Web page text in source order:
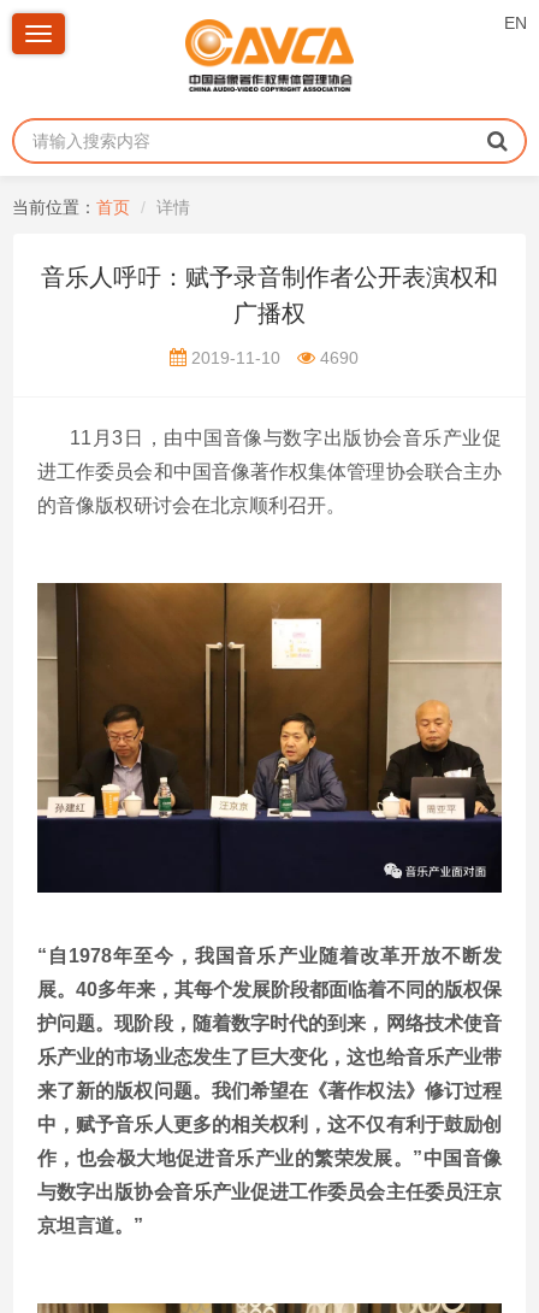
EN
Toggle
当前位置： 首页 详情
音乐人呼吁：赋予录音制作者公开表演权和
广播权
2019-11-10 4690
11月3日，由中国音像与数字出版协会音乐产业促
进工作委员会和中国音像著作权集体管理协会联合主办
的音像版权研讨会在北京顺利召开。
“自1978年至今，我国音乐产业随着改革开放不断发
展。40多年来，其每个发展阶段都面临着不同的版权保
护问题。现阶段，随着数字时代的到来，网络技术使音
乐产业的市场业态发生了巨大变化，这也给音乐产业带
来了新的版权问题。我们希望在《著作权法》修订过程
中，赋予音乐人更多的相关权利，这不仅有利于鼓励创
作，也会极大地促进音乐产业的繁荣发展。”中国音像
与数字出版协会音乐产业促进工作委员会主任委员汪京
京坦言道。”